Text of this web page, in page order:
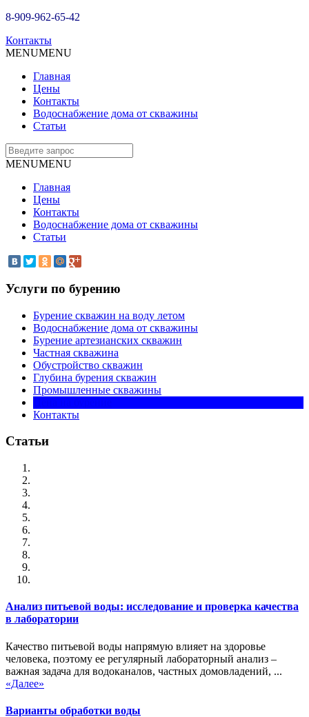
8-909-962-65-42
Контакты
MENUMENU
Главная
Цены
Контакты
Водоснабжение дома от скважины
Статьи
MENUMENU
Главная
Цены
Контакты
Водоснабжение дома от скважины
Статьи
Услуги по бурению
Бурение скважин на воду летом
Водоснабжение дома от скважины
Бурение артезианских скважин
Частная скважина
Обустройство скважин
Глубина бурения скважин
Промышленные скважины
Контакты
Статьи
Анализ питьевой воды: исследование и проверка качества
в лаборатории
Качество питьевой воды напрямую влияет на здоровье
человека, поэтому ее регулярный лабораторный анализ –
важная задача для водоканалов, частных домовладений, ...
«Далее»
Варианты обработки воды